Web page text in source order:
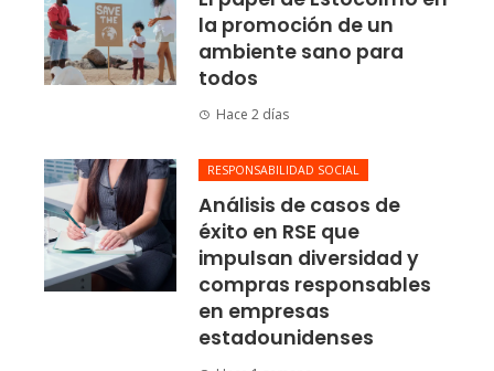
la promoción de un
ambiente sano para
todos
Hace 2 días
RESPONSABILIDAD SOCIAL
Análisis de casos de
éxito en RSE que
impulsan diversidad y
compras responsables
en empresas
estadounidenses